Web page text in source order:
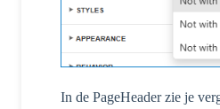
In de PageHeader zie je